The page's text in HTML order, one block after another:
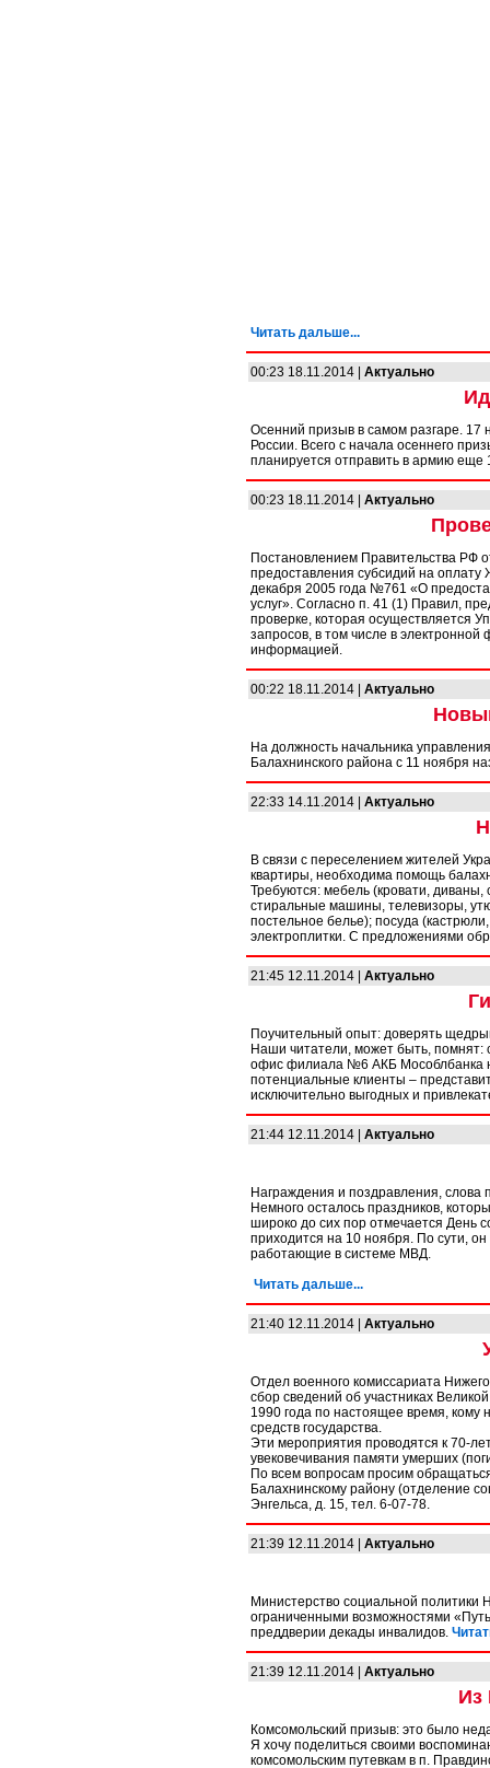
Читать дальше...
00:23 18.11.2014 | Актуально
Осенний призыв в самом разгаре.
России. Всего с начала осеннего
планируется отправить в армию
00:23 18.11.2014 | Актуально
Постановлением Правительства РФ
предоставления субсидий на
декабря 2005 года №761 «О
услуг». Согласно п. 41 (1) Правил,
проверке, которая осуществляется
запросов, в том числе в
информацией.
00:22 18.11.2014 | Актуально
На должность начальника
Балахнинского района с 11 ноября
22:33 14.11.2014 | Актуально
В связи с переселением жителей
квартиры, необходима помощь
Требуются: мебель (кровати,
стиральные машины, телевизоры,
постельное белье); посуда
электроплитки. С предложениями
21:45 12.11.2014 | Актуально
Поучительный опыт: доверять
Наши читатели, может быть, помнят:
офис филиала №6 АКБ Мособлбанка
потенциальные клиенты –
исключительно выгодных и
21:44 12.11.2014 | Актуально
Награждения и поздравления, слова
Немного осталось праздников,
широко до сих пор отмечается День
приходится на 10 ноября. По сути,
работающие в системе МВД.
Читать дальше...
21:40 12.11.2014 | Актуально
Отдел военного комиссариата
сбор сведений об участниках
1990 года по настоящее время, кому
средств государства.
Эти мероприятия проводятся к 70-
увековечивания памяти умерших
По всем вопросам просим
Балахнинскому району (отделение
Энгельса, д. 15, тел. 6-07-78.
21:39 12.11.2014 | Актуально
Министерство социальной политики
ограниченными возможностями
преддверии декады инвалидов.
21:39 12.11.2014 | Актуально
Из
Комсомольский призыв: это было
Я хочу поделиться своими
комсомольским путевкам в п.